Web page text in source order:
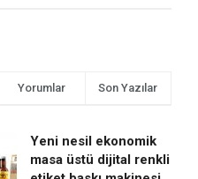
Yorumlar Son Yazılar
Yeni nesil ekonomik
masa üstü dijital renkli